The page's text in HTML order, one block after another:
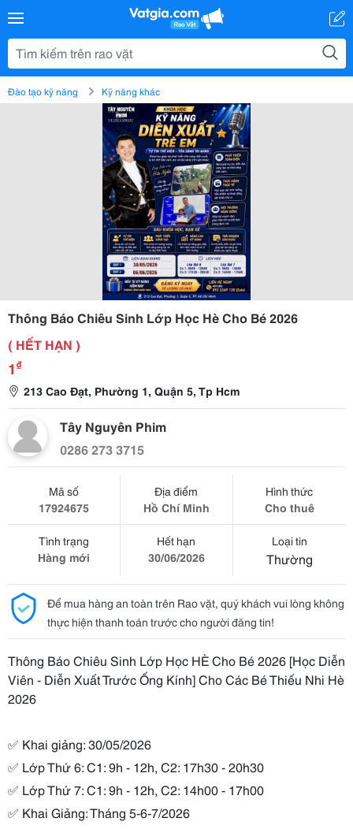
Đào tạo kỹ năng Kỹ năng khác
Thông Báo Chiêu Sinh Lớp Học Hè Cho Bé 2026
( HẾT HẠN )
1 ₫
213 Cao Đạt, Phường 1, Quận 5, Tp Hcm
Tây Nguyên Phim
0286 273 3715
Mã số
17924675
Địa điểm
Hồ Chí Minh
Hình thức
Cho thuê
Tình trạng
Hàng mới
Hết hạn
30/06/2026
Loại tin
Thường
Để mua hàng an toàn trên Rao vặt, quý khách vui lòng không
thực hiện thanh toán trước cho người đăng tin!
Thông Báo Chiêu Sinh Lớp Học HÈ Cho Bé 2026 [Học Diễn
Viên - Diễn Xuất Trước Ống Kính] Cho Các Bé Thiếu Nhi Hè
2026
✅ Khai giảng: 30/05/2026
✅ Lớp Thứ 6: C1: 9h - 12h, C2: 17h30 - 20h30
✅ Lớp Thứ 7: C1: 9h - 12h, C2: 14h00 - 17h00
✅ Khai Giảng: Tháng 5-6-7/2026